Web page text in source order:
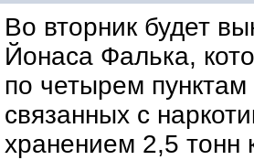
Во вторник будет
Йонаса Фалька,
по четырем
связанных с
хранением 2,5 тонн